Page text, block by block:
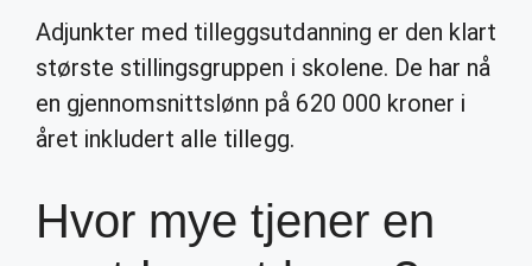
Adjunkter med tilleggsutdanning er den klart
største stillingsgruppen i skolene. De har nå
en gjennomsnittslønn på 620 000 kroner i
året inkludert alle tillegg.
Hvor mye tjener en